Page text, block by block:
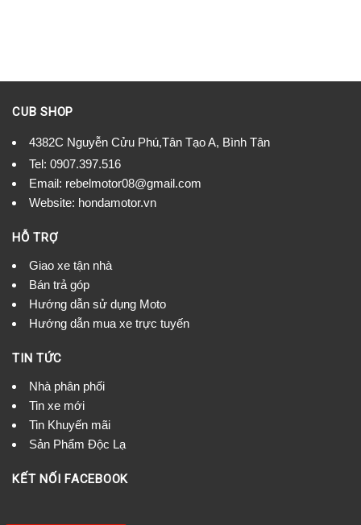
CUB SHOP
4382C Nguyễn Cửu Phú,Tân Tạo A, Bình Tân
Tel: 0907.397.516
Email: rebelmotor08@gmail.com
Website: hondamotor.vn
HỖ TRỢ
Giao xe tận nhà
Bán trả góp
Hướng dẫn sử dụng Moto
Hướng dẫn mua xe trực tuyến
TIN TỨC
Nhà phân phối
Tin xe mới
Tin Khuyến mãi
Sản Phẩm Độc Lạ
KẾT NỐI FACEBOOK